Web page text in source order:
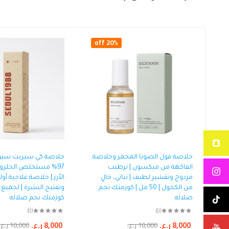
20% off
خلاصة فول الصويا المخمر وخلاصة
الفاكهة من ميكسون | ترطيب
مزدوج وتقشير لطيف | نباتي، خالٍ
من الكحول | 50 مل | كوزمتك نجم
صلاله
(0)
10,000ر.ع. 8,000ر.ع.
97% مستخلص
الأرز | خلاصة علاجية
وتفتيح البشرة | لجميع
كوزمتك نجم صلاله
(0)
10,000 8,000ر.ع.